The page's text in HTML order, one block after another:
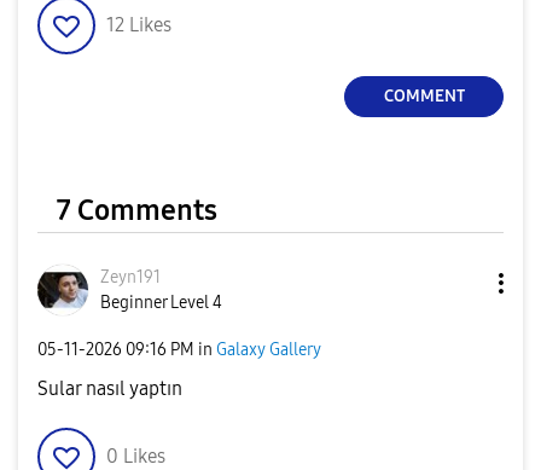
12 Likes
COMMENT
7 Comments
Zeyn191
Beginner Level 4
‎05-11-2026 09:16 PM in Galaxy Gallery
Sular nasıl yaptın
0 Likes